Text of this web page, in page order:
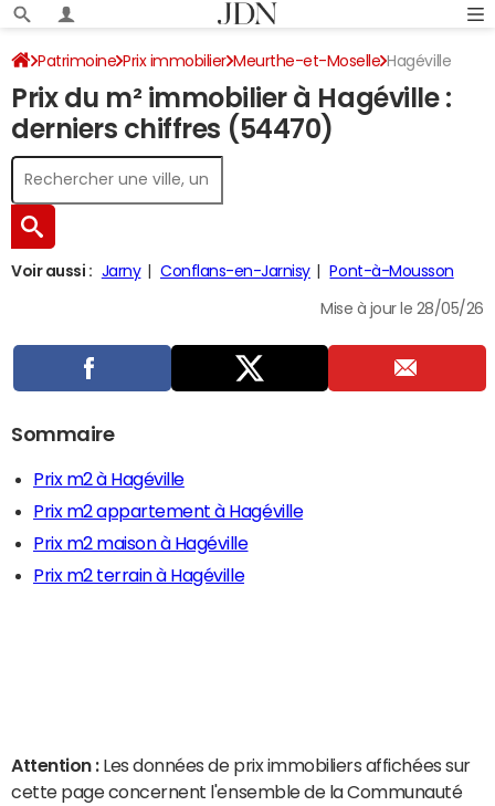
Patrimoine Prix immobilier Meurthe-et-Moselle Hagéville
Prix du m² immobilier à Hagéville :
derniers chiffres (54470)
Voir aussi : Jarny Conflans-en-Jarnisy Pont-à-Mousson
Mise à jour le 28/05/26
Sommaire
Prix m2 à Hagéville
Prix m2 appartement à Hagéville
Prix m2 maison à Hagéville
Prix m2 terrain à Hagéville
Attention : Les données de prix immobiliers affichées sur
cette page concernent l'ensemble de la Communauté